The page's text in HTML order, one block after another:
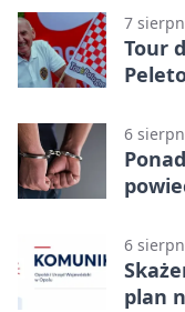
7
Tour
6
6
plan